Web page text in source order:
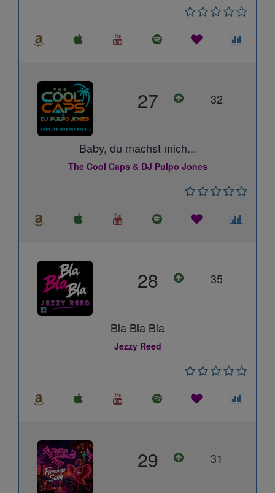
27 32
Baby, du machst mich...
The Cool Caps & DJ Pulpo Jones
28 35
Bla Bla Bla
Jezzy Reed
29 31